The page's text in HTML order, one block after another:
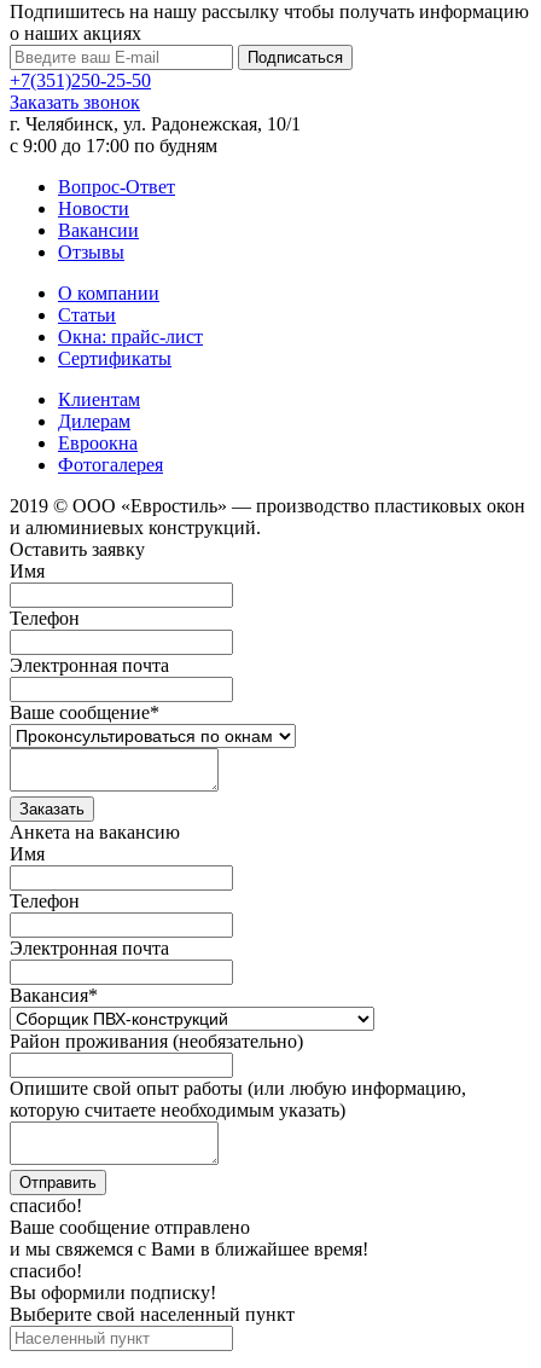
Подпишитесь на нашу рассылку чтобы получать информацию
о наших акциях
Подписаться
+7(351)250-25-50
Заказать звонок
г. Челябинск, ул. Радонежская, 10/1
c 9:00 до 17:00 по будням
Вопрос-Ответ
Новости
Вакансии
Отзывы
О компании
Статьи
Окна: прайс-лист
Сертификаты
Клиентам
Дилерам
Евроокна
Фотогалерея
2019 © ООО «Евростиль» — производство пластиковых окон
и алюминиевых конструкций.
Оставить заявку
Имя
Телефон
Электронная почта
Ваше сообщение*
Анкета на вакансию
Имя
Телефон
Электронная почта
Вакансия*
Район проживания (необязательно)
Опишите свой опыт работы (или любую информацию,
которую считаете необходимым указать)
спасибо!
Ваше сообщение отправлено
и мы свяжемся с Вами в ближайшее время!
спасибо!
Вы оформили подписку!
Выберите свой населенный пункт